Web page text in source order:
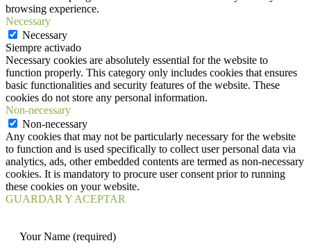
browsing experience.
Necessary
Necessary
Siempre activado
Necessary cookies are absolutely essential for the website to
function properly. This category only includes cookies that ensures
basic functionalities and security features of the website. These
cookies do not store any personal information.
Non-necessary
Non-necessary
Any cookies that may not be particularly necessary for the website
to function and is used specifically to collect user personal data via
analytics, ads, other embedded contents are termed as non-necessary
cookies. It is mandatory to procure user consent prior to running
these cookies on your website.
GUARDAR Y ACEPTAR
Your Name (required)